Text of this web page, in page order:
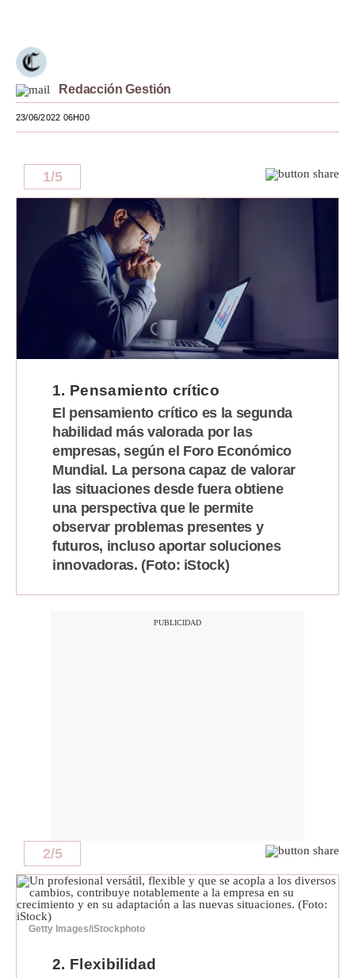
Plus G
Opinión
Editorial
Blogs
Tendencias
México
España
Internacional
Tecnología
Club del Suscriptor
gestion.pe
¿quiénes
Somos?
Términos
Política
Redacción Gestión
23/06/2022 06H00
1/5
1. Pensamiento crítico
El pensamiento crítico es la segunda
habilidad más valorada por las
empresas, según el Foro Económico
Mundial. La persona capaz de valorar
las situaciones desde fuera obtiene
una perspectiva que le permite
observar problemas presentes y
futuros, incluso aportar soluciones
innovadoras. (Foto: iStock)
2/5
Getty Images/iStockphoto
2. Flexibilidad